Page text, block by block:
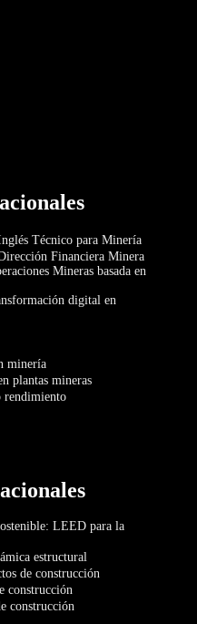
Técnico para Minería
Financiera Minera
Mineras basada en
digital en
minería
plantas mineras
rendimiento
LEED para la
estructural
de construcción
construcción
construcción